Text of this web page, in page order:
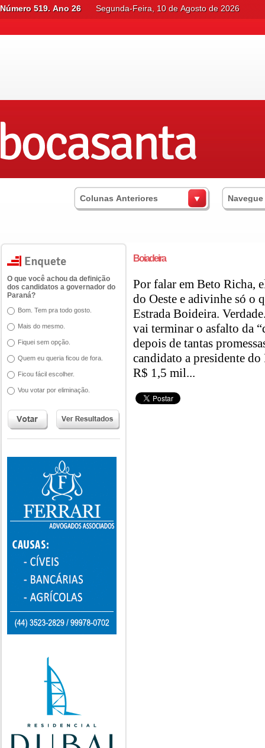
Número 519. Ano 26 Segunda-Feira, 10 de Agosto de 2026
Colunas Anteriores
O que você achou da definição
dos candidatos a governador do
Paraná?
Bom. Tem pra todo gosto.
Mais do mesmo.
Fiquei sem opção.
Quem eu queria ficou de fora.
Ficou fácil escolher.
Vou votar por eliminação.
Boiadeira
Por falar em Beto Richa,
do Oeste e adivinhe só o
Estrada Boideira.
vai terminar o asfalto da
depois de tantas
candidato a presidente
R$ 1,5 mil...